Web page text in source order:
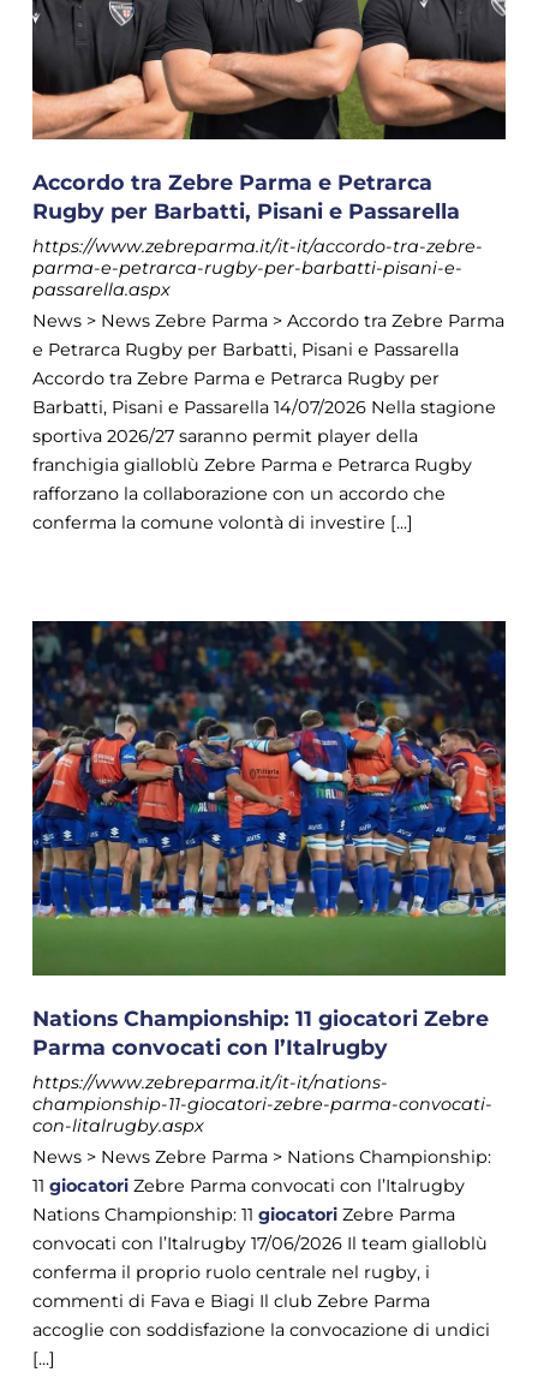
Accordo tra Zebre Parma e Petrarca
Rugby per Barbatti, Pisani e Passarella
https://www.zebreparma.it/it-it/accordo-tra-zebre-
parma-e-petrarca-rugby-per-barbatti-pisani-e-
passarella.aspx
News > News Zebre Parma > Accordo tra Zebre Parma
e Petrarca Rugby per Barbatti, Pisani e Passarella
Accordo tra Zebre Parma e Petrarca Rugby per
Barbatti, Pisani e Passarella 14/07/2026 Nella stagione
sportiva 2026/27 saranno permit player della
franchigia gialloblù Zebre Parma e Petrarca Rugby
rafforzano la collaborazione con un accordo che
conferma la comune volontà di investire [...]
Nations Championship: 11 giocatori Zebre
Parma convocati con l’Italrugby
https://www.zebreparma.it/it-it/nations-
championship-11-giocatori-zebre-parma-convocati-
con-litalrugby.aspx
News > News Zebre Parma > Nations Championship:
11 giocatoriZebre Parma convocati con l’Italrugby
Nations Championship: 11 giocatoriZebre Parma
convocati con l’Italrugby 17/06/2026 Il team gialloblù
conferma il proprio ruolo centrale nel rugby, i
commenti di Fava e Biagi Il club Zebre Parma
accoglie con soddisfazione la convocazione di undici
[...]